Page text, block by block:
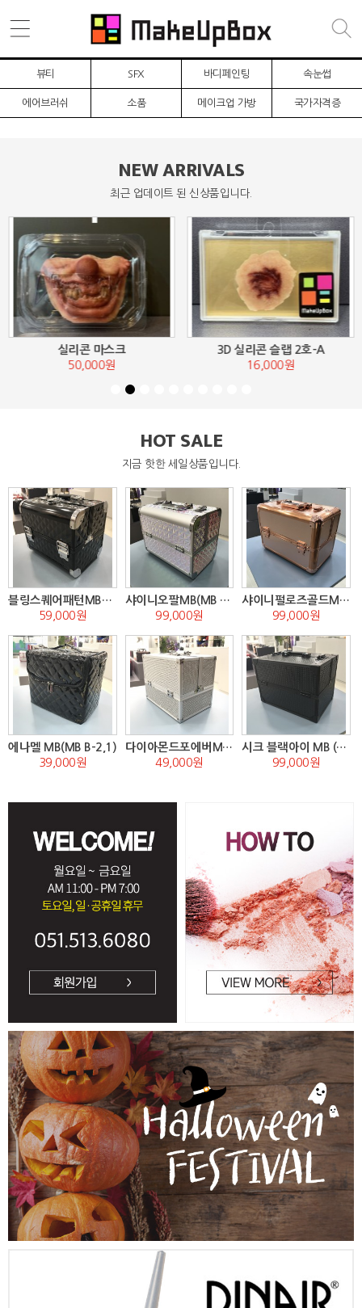
뷰티 SFX 바디페인팅 속눈썹
에어브러쉬 소품 메이크업 가방 국가자격증
NEW ARRIVALS
최근 업데이트 된 신상품입니다.
실리콘 마스크
50,000원
3D 실리콘 슬랩 2호-A
16,000원
HOT SALE
지금 핫한 세일상품입니다.
블링스퀘어패턴MB중(MB D-2,1)
59,000원
샤이니오팔MB(MB E-1)
99,000원
샤이니펄로즈골드MB(MB E-3)
99,000원
에나멜 MB(MB B-2,1)
39,000원
다이아몬드포에버MB(MB C-1)
49,000원
시크 블랙아이 MB (MB E-4)
99,000원